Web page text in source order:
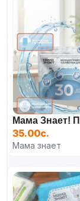
35.00с.
Мама знает